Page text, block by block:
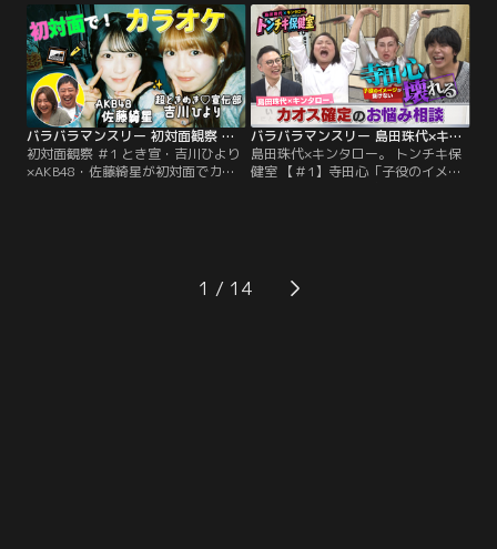
対面を覗き見しておしゃべりする
「観察系リアリティーショー」！今
回は、超ときめき宣伝部・吉川ひよ
りと、AKB48・佐藤綺星が「カラオ
ケボックス」で初対面する後編！
は裏腹に、波乱万丈な人生経験を積
み重ねてきた島田珠代とキンタロ
ー。…そんな2人が保健室の先生に
扮して、ゲストのお悩みに真剣に向
き合い本音でアドバイス。
バラバラマンスリー 初対面観察 ＃1 とき宣・吉川ひより×AKB48・佐藤綺星が初対面でカラオケ！
初対面観察 ＃1 とき宣・吉川ひより
×AKB48・佐藤綺星が初対面でカラ
AKB48・佐藤綺星が「カラオケボッ
バラバラマンスリー 島田珠代×キンタロー。 トンチキ保健室 【＃1】寺田心「子役のイメージを払拭したい」
島田珠代×キンタロー。 トンチキ保
健室 【＃1】寺田心「子役のイメー
…そんな2人が保健室の先生に扮し
て、ゲストのお悩みに真剣に向き合
1